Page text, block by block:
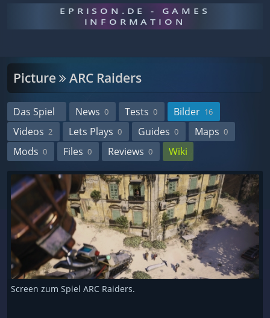
EPRISON.DE - GAMES
INFORMATION
Picture ARC Raiders
Das Spiel News 0 Tests 0 Bilder 16
Videos 2 Lets Plays 0 Guides 0 Maps 0
Mods 0 Files 0 Reviews 0 Wiki
Screen zum Spiel ARC Raiders.